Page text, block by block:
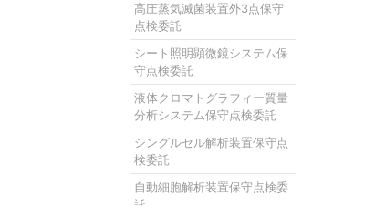
高圧蒸気滅菌装置外3点保守
点検委託
シート照明顕微鏡システム保
守点検委託
液体クロマトグラフィー質量
分析システム保守点検委託
シングルセル解析装置保守点
検委託
自動細胞解析装置保守点検委